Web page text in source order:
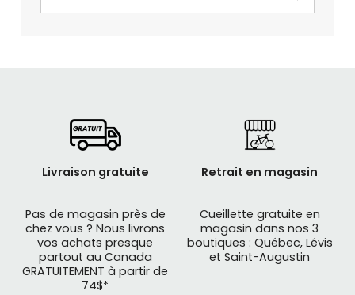
Livraison gratuite
Pas de magasin près de
chez vous ? Nous livrons
vos achats presque
partout au Canada
GRATUITEMENT à partir de
74$*
Retrait en magasin
Cueillette gratuite en
magasin dans nos 3
boutiques : Québec, Lévis
et Saint-Augustin